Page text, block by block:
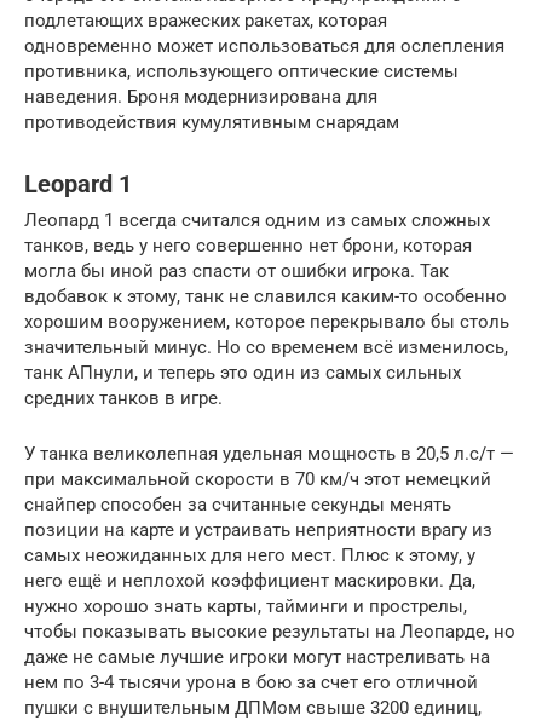
подлетающих вражеских ракетах, которая
одновременно может использоваться для ослепления
противника, использующего оптические системы
наведения. Броня модернизирована для
противодействия кумулятивным снарядам
Leopard 1
Леопард 1 всегда считался одним из самых сложных
танков, ведь у него совершенно нет брони, которая
могла бы иной раз спасти от ошибки игрока. Так
вдобавок к этому, танк не славился каким-то особенно
хорошим вооружением, которое перекрывало бы столь
значительный минус. Но со временем всё изменилось,
танк АПнули, и теперь это один из самых сильных
средних танков в игре.
У танка великолепная удельная мощность в 20,5 л.с/т —
при максимальной скорости в 70 км/ч этот немецкий
снайпер способен за считанные секунды менять
позиции на карте и устраивать неприятности врагу из
самых неожиданных для него мест. Плюс к этому, у
него ещё и неплохой коэффициент маскировки. Да,
нужно хорошо знать карты, тайминги и прострелы,
чтобы показывать высокие результаты на Леопарде, но
даже не самые лучшие игроки могут настреливать на
нем по 3-4 тысячи урона в бою за счет его отличной
пушки с внушительным ДПМом свыше 3200 единиц,